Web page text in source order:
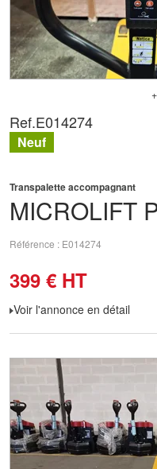
MICROLIFT
Transpalette accompagnant
Référence E014274
399 € HT
Voir l'annonce en détail
Ref.E014274
Neuf